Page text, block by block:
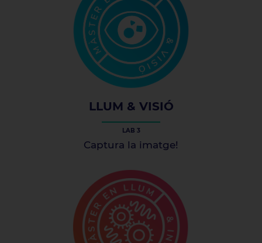
LLUM & VISIÓ
LAB 3
Captura la imatge!